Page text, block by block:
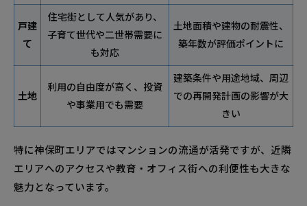
戸建
て
住宅街として人気があり、
子育て世代や二世帯需要に
も対応
土地面積や建物の耐震性、
築年数が評価ポイントに
土地
利用の自由度が高く、投資
や事業用でも需要
建築条件や用途地域、周辺
での再開発計画の影響が大
きい
特に神保町エリアではマンションの流通が活発ですが、近隣
エリアへのアクセスや教育・オフィス街への利便性も大きな
魅力となっています。